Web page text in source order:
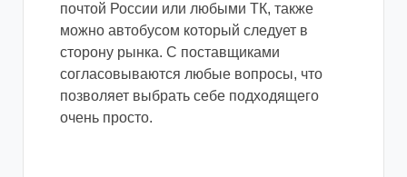
почтой России или любыми ТК, также
можно автобусом который следует в
сторону рынка. С поставщиками
согласовываются любые вопросы, что
позволяет выбрать себе подходящего
очень просто.